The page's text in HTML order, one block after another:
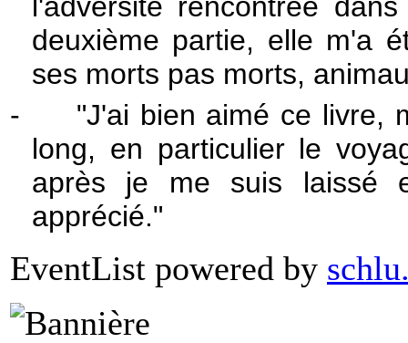
l'adversité rencontrée
deuxième partie, elle m'a
ses morts pas morts,
-
"J'ai bien aimé ce livre,
long, en particulier le
après je me suis laissé
apprécié."
EventList powered by